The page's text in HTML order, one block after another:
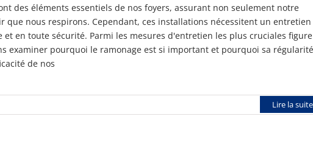
des éléments essentiels de nos foyers, assurant non seulement notre
nous respirons. Cependant, ces installations nécessitent un entretien
en toute sécurité. Parmi les mesures d'entretien les plus cruciales
examiner pourquoi le ramonage est si important et pourquoi sa régularité
de nos
Lire la suite